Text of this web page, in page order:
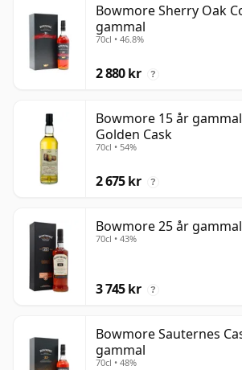
Bowmore Sherry Oak
gammal
70cl • 46.8%
2 880 kr ?
Bowmore 15 år
Golden Cask
70cl • 54%
2 675 kr ?
Bowmore 25 år gammal
70cl • 43%
3 745 kr ?
Bowmore Sauternes
gammal
70cl • 48%